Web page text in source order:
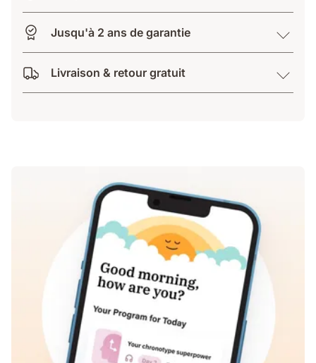
Jusqu'à 2 ans de garantie
Livraison & retour gratuit